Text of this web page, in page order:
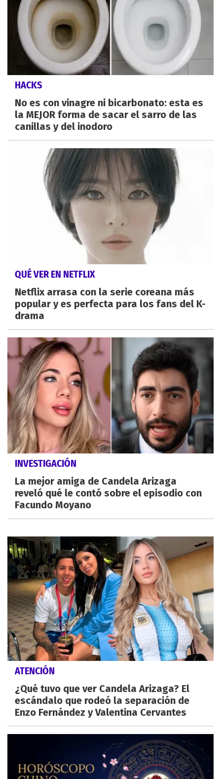
HACKS
No es con vinagre ni bicarbonato: esta es
la MEJOR forma de sacar el sarro de las
canillas y del inodoro
QUÉ VER EN NETFLIX
Netflix arrasa con la serie coreana más
popular y es perfecta para los fans del K-
drama
INVESTIGACIÓN
La mejor amiga de Candela Arizaga
reveló qué le contó sobre el episodio con
Facundo Moyano
ATENCIÓN
¿Qué tuvo que ver Candela Arizaga? El
escándalo que rodeó la separación de
Enzo Fernández y Valentina Cervantes